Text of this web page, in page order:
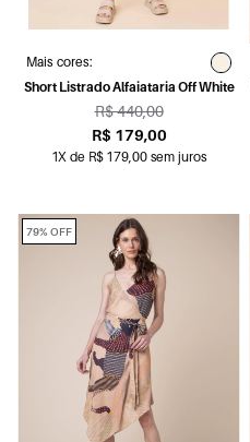
Mais cores:
Short Listrado Alfaiataria Off White
R$ 440,00
R$ 179,00
1X de R$ 179,00 sem juros
79% OFF